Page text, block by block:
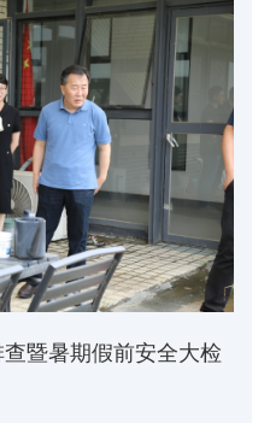
暨暑期假前安全大检